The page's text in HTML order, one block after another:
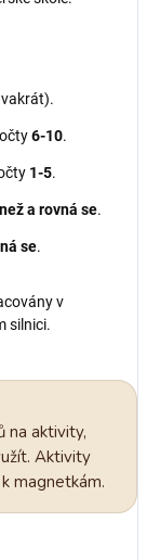
6-10.
1-5.
a rovná se.
se.
v
silnici.
na aktivity,
Aktivity
magnetkám.